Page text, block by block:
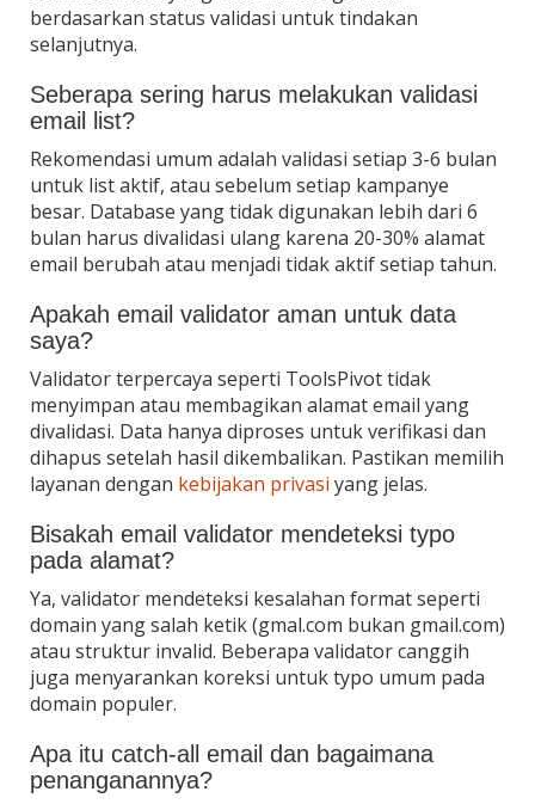
berdasarkan status validasi untuk tindakan
selanjutnya.
Seberapa sering harus melakukan validasi
email list?
Rekomendasi umum adalah validasi setiap 3-6 bulan
untuk list aktif, atau sebelum setiap kampanye
besar. Database yang tidak digunakan lebih dari 6
bulan harus divalidasi ulang karena 20-30% alamat
email berubah atau menjadi tidak aktif setiap tahun.
Apakah email validator aman untuk data
saya?
Validator terpercaya seperti ToolsPivot tidak
menyimpan atau membagikan alamat email yang
divalidasi. Data hanya diproses untuk verifikasi dan
dihapus setelah hasil dikembalikan. Pastikan memilih
layanan dengan kebijakan privasi yang jelas.
Bisakah email validator mendeteksi typo
pada alamat?
Ya, validator mendeteksi kesalahan format seperti
domain yang salah ketik (gmal.com bukan gmail.com)
atau struktur invalid. Beberapa validator canggih
juga menyarankan koreksi untuk typo umum pada
domain populer.
Apa itu catch-all email dan bagaimana
penanganannya?